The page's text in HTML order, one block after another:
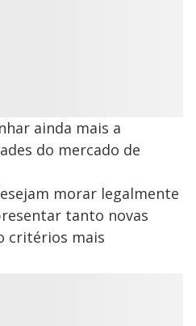
ainda mais a
do mercado de
morar legalmente
tanto novas
critérios mais